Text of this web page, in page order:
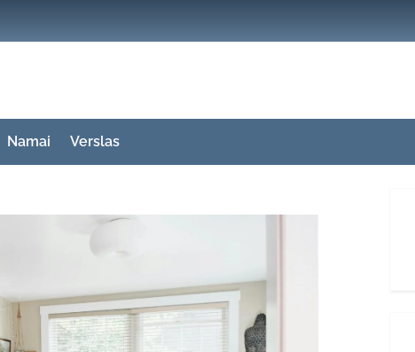
Namai Verslas